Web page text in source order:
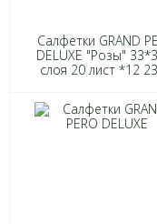
Салфетки GRAND
DELUXE "Розы"
слоя 20 лист *12